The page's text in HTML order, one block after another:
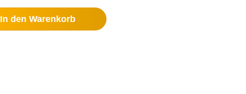
In den Warenkorb